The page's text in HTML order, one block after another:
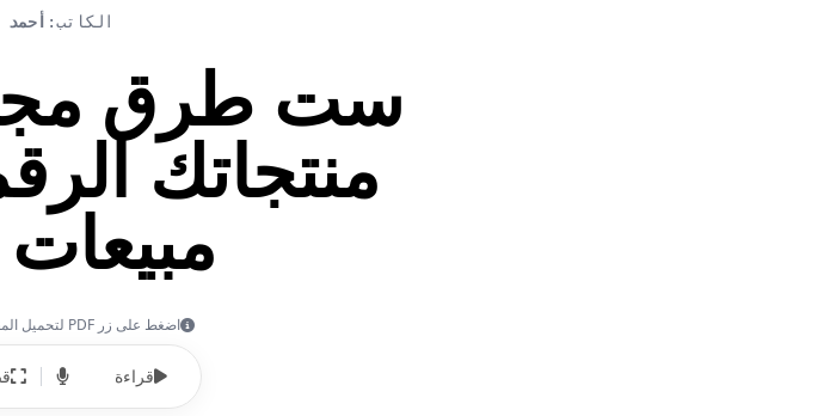
الكاتب: أحمد
ست طرق
منتجاتك
اضغط على زر PDF لتحميل المقال كملف للقراءة لاحقاً
قراءة